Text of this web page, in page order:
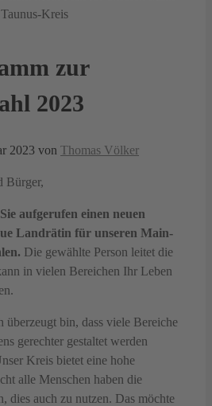
zur
2023
2023 von Thomas Völker
Bürger,
aufgerufen einen neuen
Landrätin für unseren Main-
Die gewählte Person leitet die
in vielen Bereichen Ihr Leben
bin, dass viele Bereiche
gerechter gestaltet werden
Kreis bietet eine hohe
alle Menschen haben die
dies auch zu nutzen. Das möchte